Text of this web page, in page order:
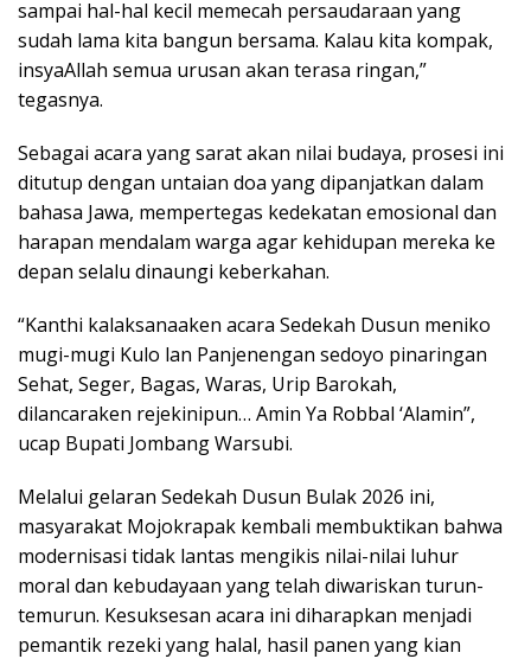
sampai hal-hal kecil memecah persaudaraan yang
sudah lama kita bangun bersama. Kalau kita kompak,
insyaAllah semua urusan akan terasa ringan,”
tegasnya.
Sebagai acara yang sarat akan nilai budaya, prosesi ini
ditutup dengan untaian doa yang dipanjatkan dalam
bahasa Jawa, mempertegas kedekatan emosional dan
harapan mendalam warga agar kehidupan mereka ke
depan selalu dinaungi keberkahan.
“Kanthi kalaksanaaken acara Sedekah Dusun meniko
mugi-mugi Kulo lan Panjenengan sedoyo pinaringan
Sehat, Seger, Bagas, Waras, Urip Barokah,
dilancaraken rejekinipun… Amin Ya Robbal ‘Alamin”,
ucap Bupati Jombang Warsubi.
Melalui gelaran Sedekah Dusun Bulak 2026 ini,
masyarakat Mojokrapak kembali membuktikan bahwa
modernisasi tidak lantas mengikis nilai-nilai luhur
moral dan kebudayaan yang telah diwariskan turun-
temurun. Kesuksesan acara ini diharapkan menjadi
pemantik rezeki yang halal, hasil panen yang kian